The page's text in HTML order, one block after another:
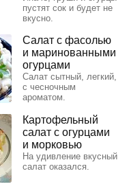
пустят сок и будет не
вкусно.
Салат с фасолью
и маринованными
огурцами
Салат сытный, легкий,
с чесночным
ароматом.
Картофельный
салат с огурцами
и морковью
На удивление вкусный
салат оказался.